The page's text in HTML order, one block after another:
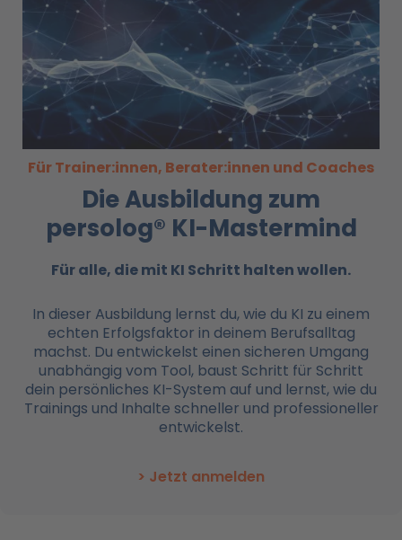
Für Trainer:innen, Berater:innen und Coaches
Die Ausbildung zum
persolog® KI-Mastermind
Für alle, die mit KI Schritt halten wollen.
In dieser Ausbildung lernst du, wie du KI zu einem
echten Erfolgsfaktor in deinem Berufsalltag
machst. Du entwickelst einen sicheren Umgang
unabhängig vom Tool, baust Schritt für Schritt
dein persönliches KI-System auf und lernst, wie du
Trainings und Inhalte schneller und professioneller
entwickelst.
> Jetzt anmelden